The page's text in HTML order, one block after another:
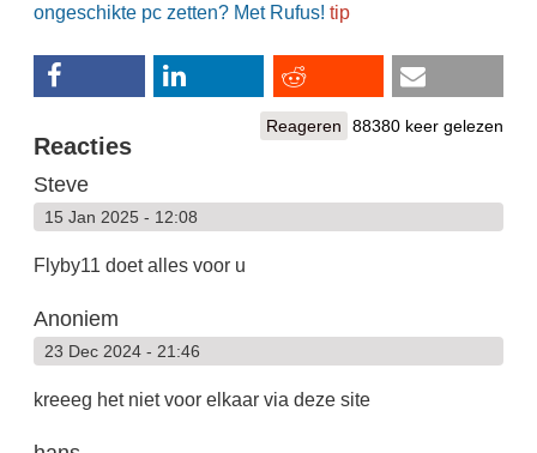
ongeschikte pc zetten? Met Rufus! tip
Reageren 88380 keer gelezen
Reacties
Steve
15 Jan 2025 - 12:08
Flyby11 doet alles voor u
Anoniem
23 Dec 2024 - 21:46
kreeeg het niet voor elkaar via deze site